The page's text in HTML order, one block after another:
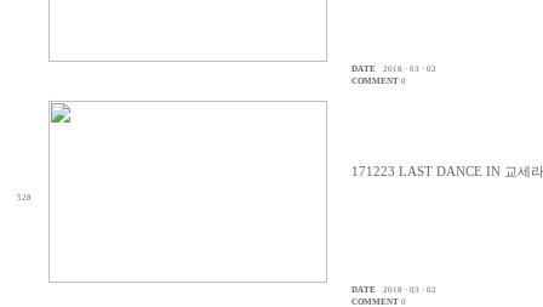
DATE
2018 · 03 · 02
COMMENT 0
528
171223 LAST DANCE IN 교세
DATE
2018 · 03 · 02
COMMENT 0